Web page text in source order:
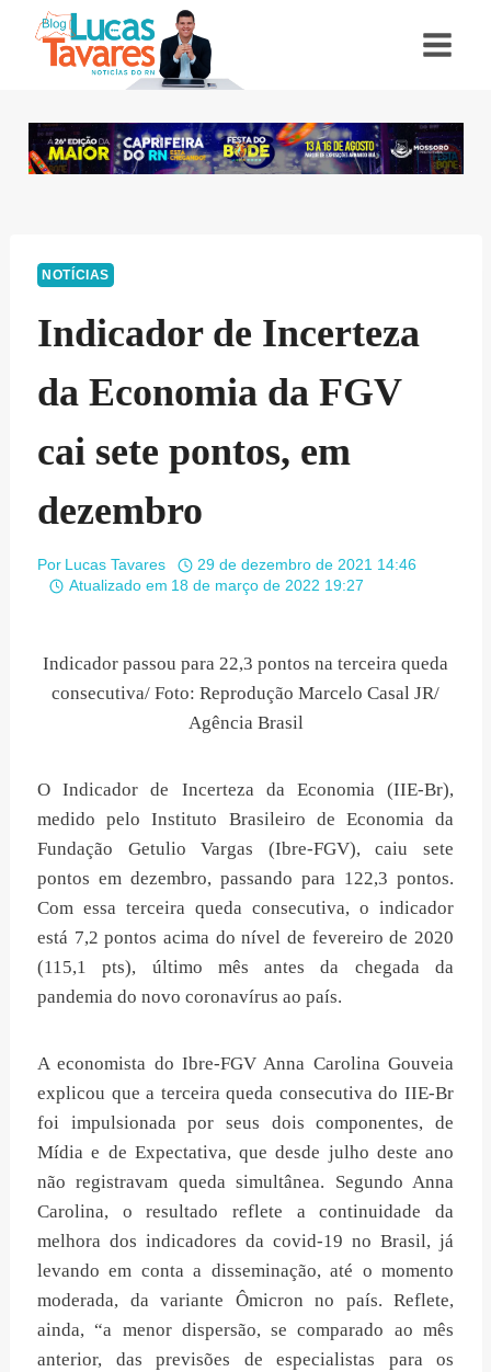
NOTÍCIAS
Indicador de Incerteza
da Economia da FGV
cai sete pontos, em
dezembro
Por Lucas Tavares
29 de dezembro de 2021 14:46
Atualizado em 18 de março de 2022 19:27
Indicador passou para 22,3 pontos na terceira queda
consecutiva/ Foto: Reprodução Marcelo Casal JR/
Agência Brasil
O Indicador de Incerteza da Economia (IIE-Br),
medido pelo Instituto Brasileiro de Economia da
Fundação Getulio Vargas (Ibre-FGV), caiu sete
pontos em dezembro, passando para 122,3 pontos.
Com essa terceira queda consecutiva, o indicador
está 7,2 pontos acima do nível de fevereiro de 2020
(115,1 pts), último mês antes da chegada da
pandemia do novo coronavírus ao país.
A economista do Ibre-FGV Anna Carolina Gouveia
explicou que a terceira queda consecutiva do IIE-Br
foi impulsionada por seus dois componentes, de
Mídia e de Expectativa, que desde julho deste ano
não registravam queda simultânea. Segundo Anna
Carolina, o resultado reflete a continuidade da
melhora dos indicadores da covid-19 no Brasil, já
levando em conta a disseminação, até o momento
moderada, da variante Ômicron no país. Reflete,
ainda, “a menor dispersão, se comparado ao mês
anterior, das previsões de especialistas para os